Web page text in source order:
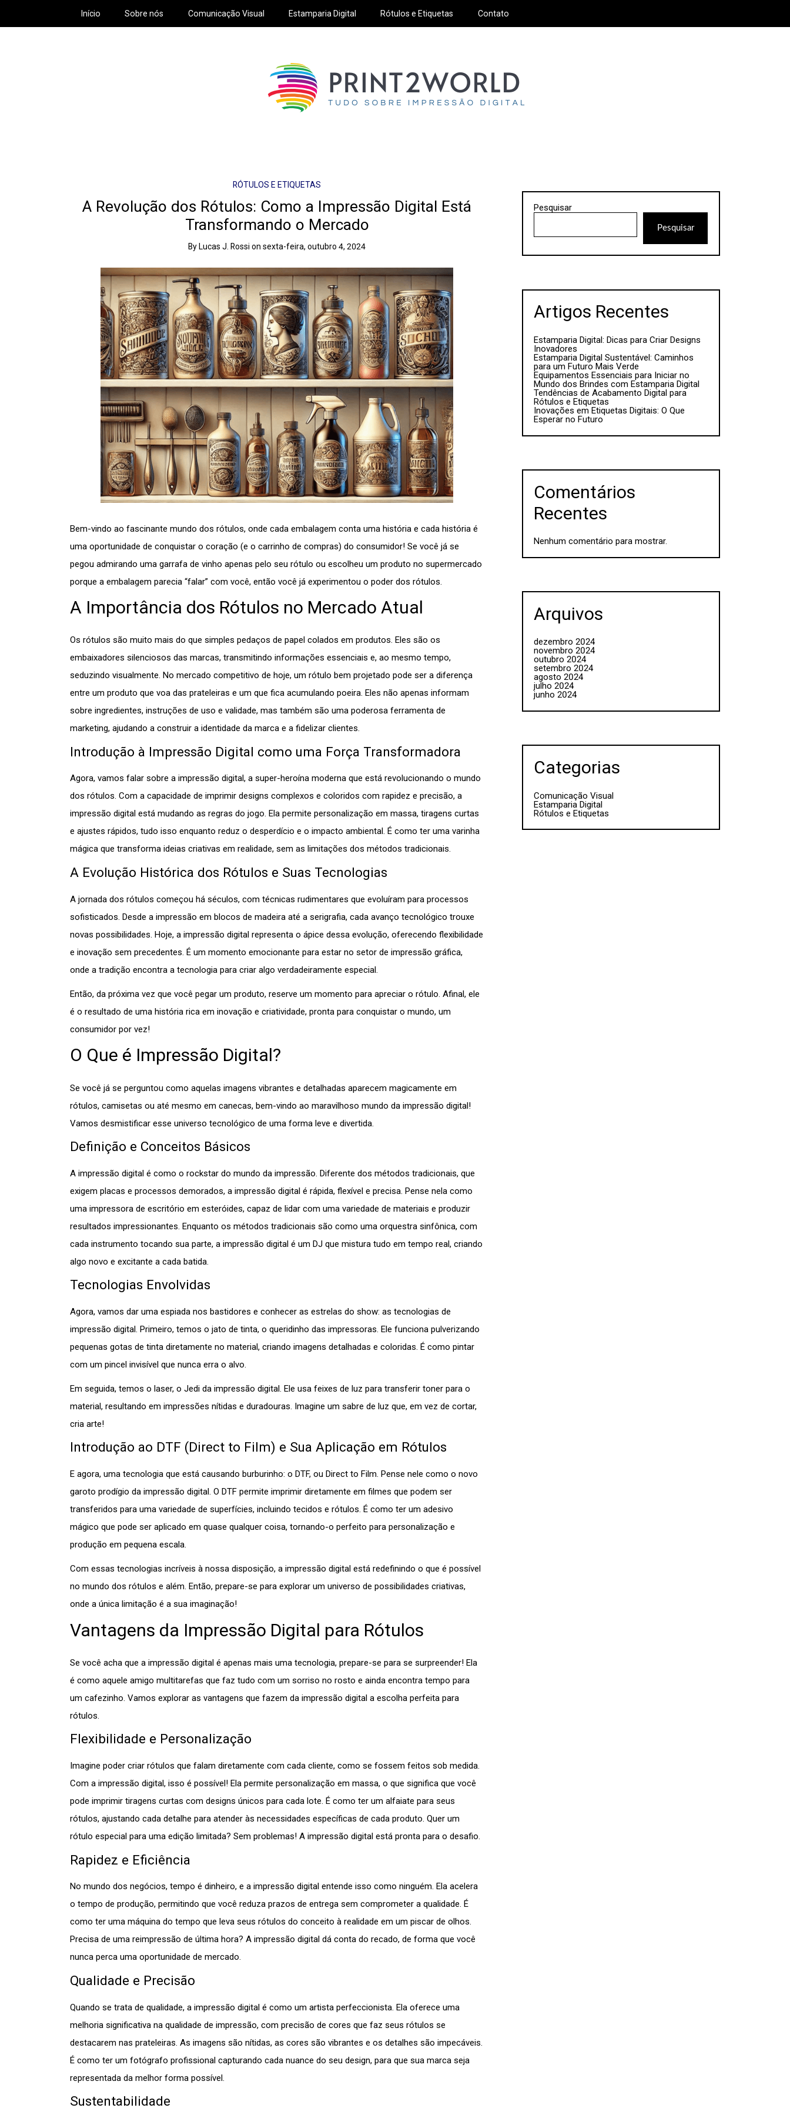
Início Sobre nós Comunicação Visual Estamparia Digital Rótulos e Etiquetas Contato
RÓTULOS E ETIQUETAS
A Revolução dos Rótulos: Como a Impressão Digital Está
Transformando o Mercado
By Lucas J. Rossi on sexta-feira, outubro 4, 2024
Bem-vindo ao fascinante mundo dos rótulos, onde cada embalagem conta uma história e cada história é
uma oportunidade de conquistar o coração (e o carrinho de compras) do consumidor! Se você já se
pegou admirando uma garrafa de vinho apenas pelo seu rótulo ou escolheu um produto no supermercado
porque a embalagem parecia “falar” com você, então você já experimentou o poder dos rótulos.
A Importância dos Rótulos no Mercado Atual
Os rótulos são muito mais do que simples pedaços de papel colados em produtos. Eles são os
embaixadores silenciosos das marcas, transmitindo informações essenciais e, ao mesmo tempo,
seduzindo visualmente. No mercado competitivo de hoje, um rótulo bem projetado pode ser a diferença
entre um produto que voa das prateleiras e um que fica acumulando poeira. Eles não apenas informam
sobre ingredientes, instruções de uso e validade, mas também são uma poderosa ferramenta de
marketing, ajudando a construir a identidade da marca e a fidelizar clientes.
Introdução à Impressão Digital como uma Força Transformadora
Agora, vamos falar sobre a impressão digital, a super-heroína moderna que está revolucionando o mundo
dos rótulos. Com a capacidade de imprimir designs complexos e coloridos com rapidez e precisão, a
impressão digital está mudando as regras do jogo. Ela permite personalização em massa, tiragens curtas
e ajustes rápidos, tudo isso enquanto reduz o desperdício e o impacto ambiental. É como ter uma varinha
mágica que transforma ideias criativas em realidade, sem as limitações dos métodos tradicionais.
A Evolução Histórica dos Rótulos e Suas Tecnologias
A jornada dos rótulos começou há séculos, com técnicas rudimentares que evoluíram para processos
sofisticados. Desde a impressão em blocos de madeira até a serigrafia, cada avanço tecnológico trouxe
novas possibilidades. Hoje, a impressão digital representa o ápice dessa evolução, oferecendo flexibilidade
e inovação sem precedentes. É um momento emocionante para estar no setor de impressão gráfica,
onde a tradição encontra a tecnologia para criar algo verdadeiramente especial.
Então, da próxima vez que você pegar um produto, reserve um momento para apreciar o rótulo. Afinal, ele
é o resultado de uma história rica em inovação e criatividade, pronta para conquistar o mundo, um
consumidor por vez!
O Que é Impressão Digital?
Se você já se perguntou como aquelas imagens vibrantes e detalhadas aparecem magicamente em
rótulos, camisetas ou até mesmo em canecas, bem-vindo ao maravilhoso mundo da impressão digital!
Vamos desmistificar esse universo tecnológico de uma forma leve e divertida.
Definição e Conceitos Básicos
A impressão digital é como o rockstar do mundo da impressão. Diferente dos métodos tradicionais, que
exigem placas e processos demorados, a impressão digital é rápida, flexível e precisa. Pense nela como
uma impressora de escritório em esteróides, capaz de lidar com uma variedade de materiais e produzir
resultados impressionantes. Enquanto os métodos tradicionais são como uma orquestra sinfônica, com
cada instrumento tocando sua parte, a impressão digital é um DJ que mistura tudo em tempo real, criando
algo novo e excitante a cada batida.
Tecnologias Envolvidas
Agora, vamos dar uma espiada nos bastidores e conhecer as estrelas do show: as tecnologias de
impressão digital. Primeiro, temos o jato de tinta, o queridinho das impressoras. Ele funciona pulverizando
pequenas gotas de tinta diretamente no material, criando imagens detalhadas e coloridas. É como pintar
com um pincel invisível que nunca erra o alvo.
Em seguida, temos o laser, o Jedi da impressão digital. Ele usa feixes de luz para transferir toner para o
material, resultando em impressões nítidas e duradouras. Imagine um sabre de luz que, em vez de cortar,
cria arte!
Introdução ao DTF (Direct to Film) e Sua Aplicação em Rótulos
E agora, uma tecnologia que está causando burburinho: o DTF, ou Direct to Film. Pense nele como o novo
garoto prodígio da impressão digital. O DTF permite imprimir diretamente em filmes que podem ser
transferidos para uma variedade de superfícies, incluindo tecidos e rótulos. É como ter um adesivo
mágico que pode ser aplicado em quase qualquer coisa, tornando-o perfeito para personalização e
produção em pequena escala.
Com essas tecnologias incríveis à nossa disposição, a impressão digital está redefinindo o que é possível
no mundo dos rótulos e além. Então, prepare-se para explorar um universo de possibilidades criativas,
onde a única limitação é a sua imaginação!
Vantagens da Impressão Digital para Rótulos
Se você acha que a impressão digital é apenas mais uma tecnologia, prepare-se para se surpreender! Ela
é como aquele amigo multitarefas que faz tudo com um sorriso no rosto e ainda encontra tempo para
um cafezinho. Vamos explorar as vantagens que fazem da impressão digital a escolha perfeita para
rótulos.
Flexibilidade e Personalização
Imagine poder criar rótulos que falam diretamente com cada cliente, como se fossem feitos sob medida.
Com a impressão digital, isso é possível! Ela permite personalização em massa, o que significa que você
pode imprimir tiragens curtas com designs únicos para cada lote. É como ter um alfaiate para seus
rótulos, ajustando cada detalhe para atender às necessidades específicas de cada produto. Quer um
rótulo especial para uma edição limitada? Sem problemas! A impressão digital está pronta para o desafio.
Rapidez e Eficiência
No mundo dos negócios, tempo é dinheiro, e a impressão digital entende isso como ninguém. Ela acelera
o tempo de produção, permitindo que você reduza prazos de entrega sem comprometer a qualidade. É
como ter uma máquina do tempo que leva seus rótulos do conceito à realidade em um piscar de olhos.
Precisa de uma reimpressão de última hora? A impressão digital dá conta do recado, de forma que você
nunca perca uma oportunidade de mercado.
Qualidade e Precisão
Quando se trata de qualidade, a impressão digital é como um artista perfeccionista. Ela oferece uma
melhoria significativa na qualidade de impressão, com precisão de cores que faz seus rótulos se
destacarem nas prateleiras. As imagens são nítidas, as cores são vibrantes e os detalhes são impecáveis.
É como ter um fotógrafo profissional capturando cada nuance do seu design, para que sua marca seja
representada da melhor forma possível.
Sustentabilidade
Pesquisar
Pesquisar
Artigos Recentes
Estamparia Digital: Dicas para Criar Designs
Inovadores
Estamparia Digital Sustentável: Caminhos
para um Futuro Mais Verde
Equipamentos Essenciais para Iniciar no
Mundo dos Brindes com Estamparia Digital
Tendências de Acabamento Digital para
Rótulos e Etiquetas
Inovações em Etiquetas Digitais: O Que
Esperar no Futuro
Comentários
Recentes
Nenhum comentário para mostrar.
Arquivos
dezembro 2024
novembro 2024
outubro 2024
setembro 2024
agosto 2024
julho 2024
junho 2024
Categorias
Comunicação Visual
Estamparia Digital
Rótulos e Etiquetas